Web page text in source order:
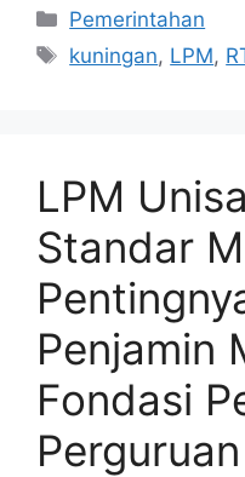
Kategori
Pemerintahan
Tag
kuningan, LPM,
LPM
Standar
Penjamin
Fondasi